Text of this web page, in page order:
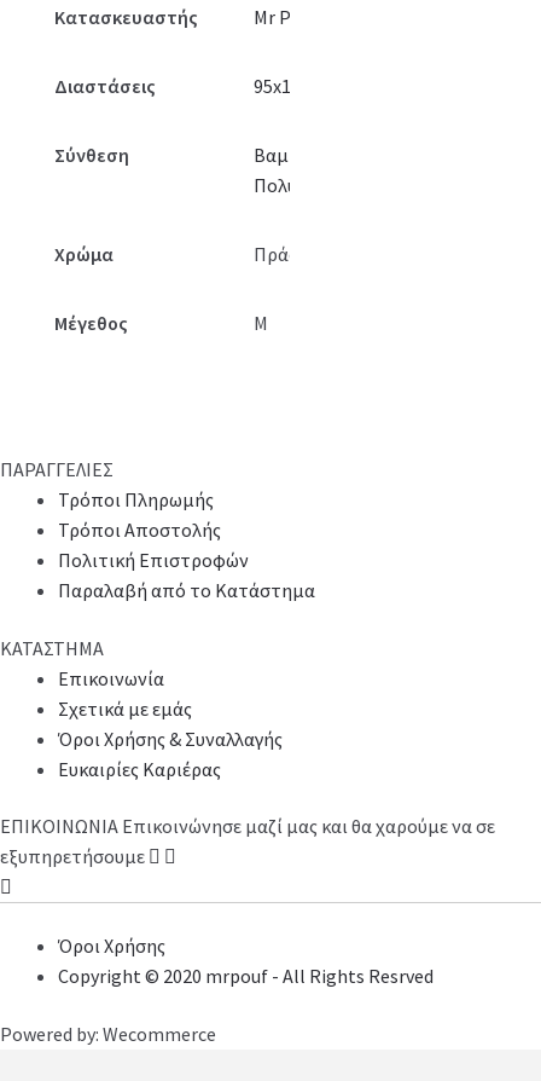
Κατασκευαστής Mr Pouf
Διαστάσεις 95x160x88
Σύνθεση
Βαμβάκι-
Πολυέστερ
Χρώμα Πράσινο
Μέγεθος M
ΠΑΡΑΓΓΕΛΙΕΣ
Τρόποι Πληρωμής
Τρόποι Αποστολής
Πολιτική Επιστροφών
Παραλαβή από το Κατάστημα
ΚΑΤΑΣΤΗΜΑ
Επικοινωνία
Σχετικά με εμάς
Όροι Χρήσης & Συναλλαγής
Ευκαιρίες Καριέρας
ΕΠΙΚΟΙΝΩΝΙΑ Επικοινώνησε μαζί μας και θα χαρούμε να σε
εξυπηρετήσουμε
Όροι Χρήσης
Copyright © 2020 mrpouf - All Rights Resrved
Powered by: Wecommerce